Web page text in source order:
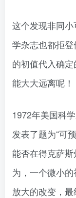
这个发现非同
学杂志也都拒登
的初值代入确
能大大远离呢！
1972年美国科
发表了题为“可
能否在得克萨
为，一个微小
放大的改变，